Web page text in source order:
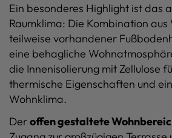
Ein besonderes Highlight ist das
Raumklima: Die Kombination
teilweise vorhandener
eine behagliche
die Innenisolierung mit Zellulose
thermische Eigenschaften und
Wohnklima.
Deroffen gestaltete